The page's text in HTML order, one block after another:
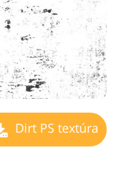
Dirt PS textúra